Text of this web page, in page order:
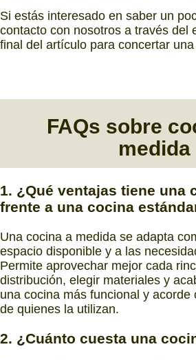
Si estás interesado en saber un
contacto con nosotros a través del
final del artículo para concertar una
FAQs sobre
medida
1. ¿Qué ventajas tiene una
frente a una cocina
Una cocina a medida se adapta
espacio disponible y a las
Permite aprovechar mejor cada
distribución, elegir materiales y
una cocina más funcional y acorde
de quienes la utilizan.
2. ¿Cuánto cuesta una